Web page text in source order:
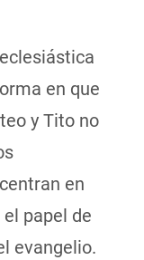
en que
y Tito no
en
papel de
evangelio.